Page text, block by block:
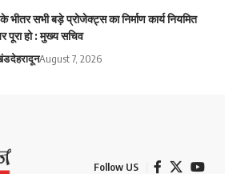
भीतर सभी बड़े प्रोजेक्ट्स का निर्माण कार्य नियमित
पूरा हो : मुख्य सचिव
देहरादूनAugust 7, 2026
Follow US